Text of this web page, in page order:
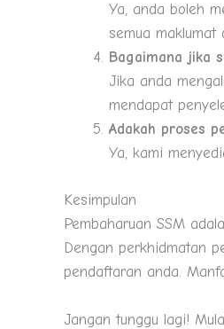
Ya, anda boleh
semua maklumat
Bagaimana jika
Jika anda
mendapat
Adakah proses
Ya, kami
Kesimpulan
Pembaharuan SSM
Dengan perkhidmatan
pendaftaran anda.
Jangan tunggu lagi!